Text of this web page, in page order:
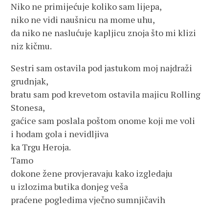
Niko ne primijećuje koliko sam lijepa,
niko ne vidi naušnicu na mome uhu,
da niko ne naslućuje kapljicu znoja što mi klizi
niz kičmu.
Sestri sam ostavila pod jastukom moj najdraži
grudnjak,
bratu sam pod krevetom ostavila majicu Rolling
Stonesa,
gaćice sam poslala poštom onome koji me voli
i hodam gola i nevidljiva
ka Trgu Heroja.
Tamo
dokone žene provjeravaju kako izgledaju
u izlozima butika donjeg veša
praćene pogledima vječno sumnjičavih